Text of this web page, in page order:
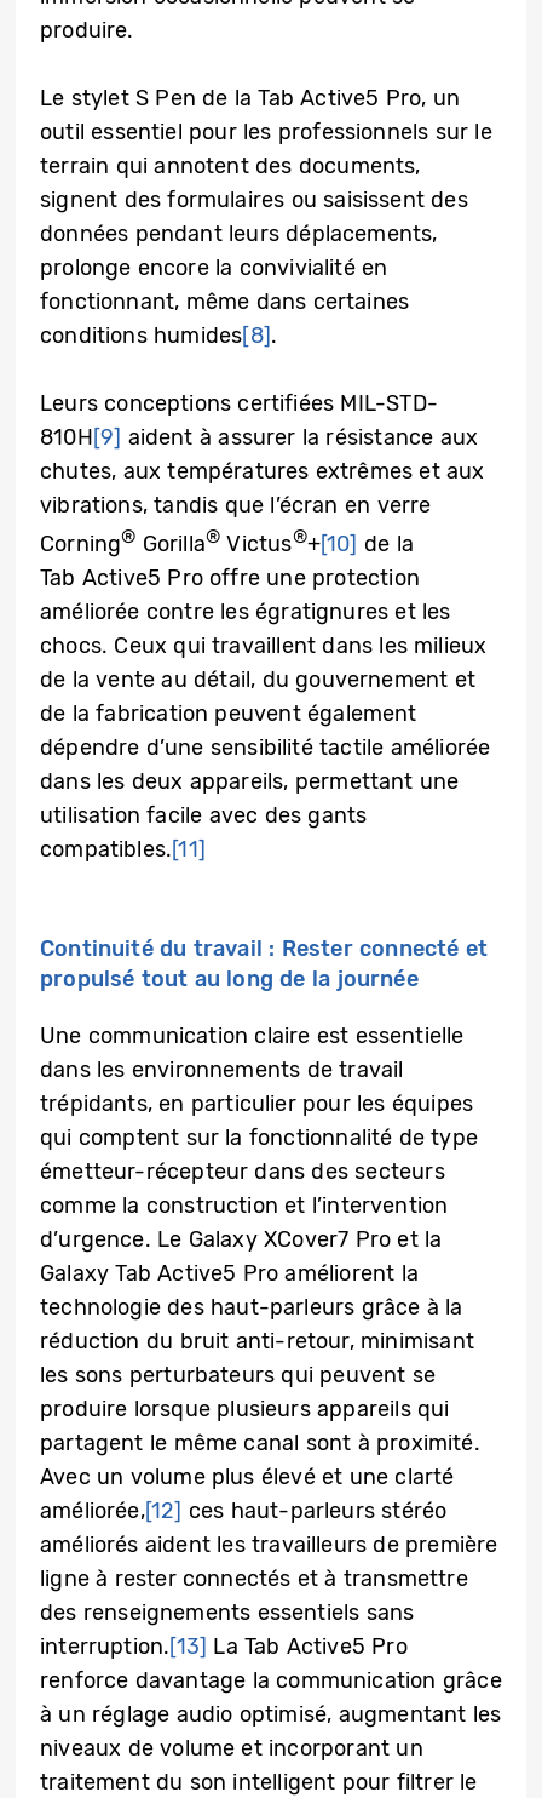
produire.
Le stylet S Pen de la Tab Active5 Pro, un
outil essentiel pour les professionnels sur le
terrain qui annotent des documents,
signent des formulaires ou saisissent des
données pendant leurs déplacements,
prolonge encore la convivialité en
fonctionnant, même dans certaines
conditions humides[8].
Leurs conceptions certifiées MIL-STD-
810H[9] aident à assurer la résistance aux
chutes, aux températures extrêmes et aux
vibrations, tandis que l’écran en verre
Corning® Gorilla® Victus®+[10] de la
Tab Active5 Pro offre une protection
améliorée contre les égratignures et les
chocs. Ceux qui travaillent dans les milieux
de la vente au détail, du gouvernement et
de la fabrication peuvent également
dépendre d’une sensibilité tactile améliorée
dans les deux appareils, permettant une
utilisation facile avec des gants
compatibles.[11]
Continuité du travail : Rester connecté et
propulsé tout au long de la journée
Une communication claire est essentielle
dans les environnements de travail
trépidants, en particulier pour les équipes
qui comptent sur la fonctionnalité de type
émetteur-récepteur dans des secteurs
comme la construction et l’intervention
d’urgence. Le Galaxy XCover7 Pro et la
Galaxy Tab Active5 Pro améliorent la
technologie des haut-parleurs grâce à la
réduction du bruit anti-retour, minimisant
les sons perturbateurs qui peuvent se
produire lorsque plusieurs appareils qui
partagent le même canal sont à proximité.
Avec un volume plus élevé et une clarté
améliorée,[12] ces haut-parleurs stéréo
améliorés aident les travailleurs de première
ligne à rester connectés et à transmettre
des renseignements essentiels sans
interruption.[13] La Tab Active5 Pro
renforce davantage la communication grâce
à un réglage audio optimisé, augmentant les
niveaux de volume et incorporant un
traitement du son intelligent pour filtrer le